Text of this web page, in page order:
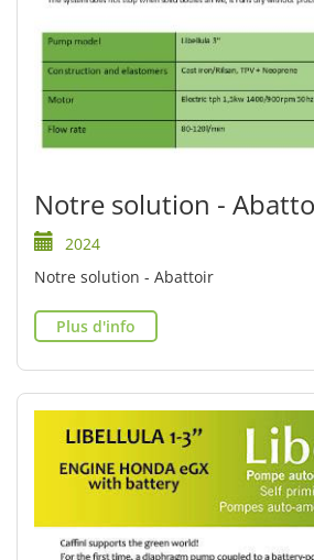
Notre solution -
2024
Notre solution - Abattoir
Plus d'info